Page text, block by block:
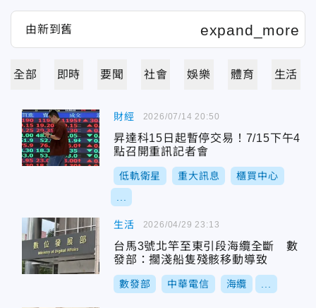
全部 即時 要聞 社會 娛樂 體育 生活
財經
昇達科15日起暫停交易！7/15下午4
點召開重訊記者會
低軌衛星 重大訊息 櫃買中心
2026/07/14 20:50
生活
台馬3號北竿至東引段海纜全斷 數
發部：擱淺船隻殘骸移動導致
數發部 中華電信 海纜
2026/04/29 23:13